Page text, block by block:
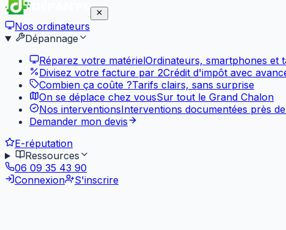
Nos ordinateurs
Dépannage
Réparez votre matérielOrdinateurs, smartphones et
Divisez votre facture par 2Crédit d'impôt avec
Combien ça coûte ?Tarifs clairs, sans surprise
On se déplace chez vousSur tout le Grand Chalon
Nos interventionsInterventions documentées près
Demander mon devis
E-réputation
Ressources
06 09 35 43 90
Connexion
S'inscrire